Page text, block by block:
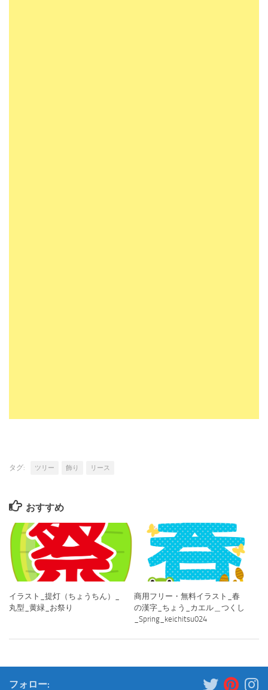
タグ: ツリー 飾り リース
おすすめ
イラスト_提灯（ちょうちん）_
丸型_黄緑_お祭り
商用フリー・無料イラスト_春
の漢字_ちょう_カエル＿つくし
_Spring_keichitsu024
フォロー: